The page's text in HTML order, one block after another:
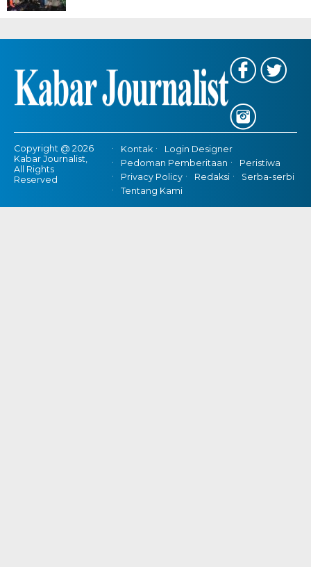
Copyright @ 2026
Kabar Journalist,
All Rights
Reserved
Kontak
Login Designer
Pedoman Pemberitaan
Peristiwa
Privacy Policy
Redaksi
Serba-serbi
Tentang Kami